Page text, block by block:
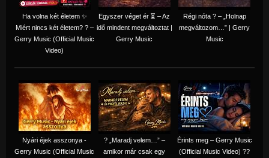
Ha volna két életem ✨
Miért nincs két életem? ? –
Gerry Music (Official Music
Video)
Egyszer véget ér ⏳ – Az
idő mindent megváltoztat |
Gerry Music
Régi nóta ? – „Holnap
megváltozom…” | Gerry
Music
Nyári éjek asszonya -
Gerry Music (Official Music
? „Maradj velem…” –
amikor már csak egy
Érints meg – Gerry Music
(Official Music Video) ??